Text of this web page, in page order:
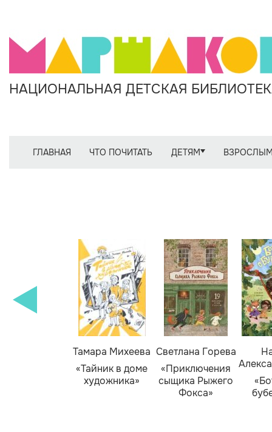
НАЦИОНАЛЬНАЯ ДЕТСКАЯ
ГЛАВНАЯ ЧТО ПОЧИТАТЬ ДЕТЯМ
Тамара Михеева
«Тайник в доме
художника»
Светлана Горева
«Приключения
сыщика Рыжего
Фокса»